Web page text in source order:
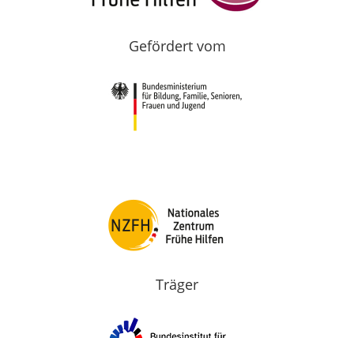
Gefördert vom
Träger